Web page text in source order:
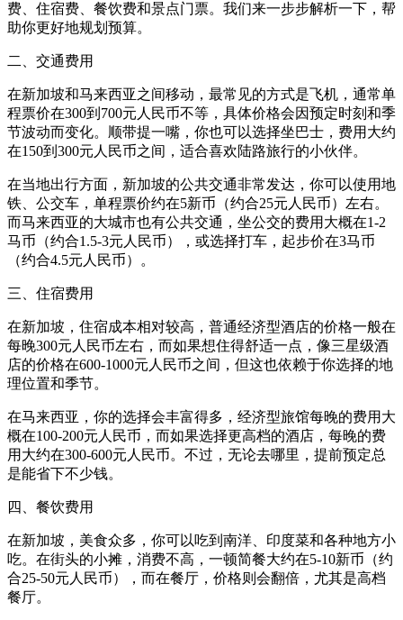
费、住宿费、餐饮费和景点门票。我们来一步步解析一下，帮
助你更好地规划预算。
二、交通费用
在新加坡和马来西亚之间移动，最常见的方式是飞机，通常单
程票价在300到700元人民币不等，具体价格会因预定时刻和季
节波动而变化。顺带提一嘴，你也可以选择坐巴士，费用大约
在150到300元人民币之间，适合喜欢陆路旅行的小伙伴。
在当地出行方面，新加坡的公共交通非常发达，你可以使用地
铁、公交车，单程票价约在5新币（约合25元人民币）左右。
而马来西亚的大城市也有公共交通，坐公交的费用大概在1-2
马币（约合1.5-3元人民币），或选择打车，起步价在3马币
（约合4.5元人民币）。
三、住宿费用
在新加坡，住宿成本相对较高，普通经济型酒店的价格一般在
每晚300元人民币左右，而如果想住得舒适一点，像三星级酒
店的价格在600-1000元人民币之间，但这也依赖于你选择的地
理位置和季节。
在马来西亚，你的选择会丰富得多，经济型旅馆每晚的费用大
概在100-200元人民币，而如果选择更高档的酒店，每晚的费
用大约在300-600元人民币。不过，无论去哪里，提前预定总
是能省下不少钱。
四、餐饮费用
在新加坡，美食众多，你可以吃到南洋、印度菜和各种地方小
吃。在街头的小摊，消费不高，一顿简餐大约在5-10新币（约
合25-50元人民币），而在餐厅，价格则会翻倍，尤其是高档
餐厅。